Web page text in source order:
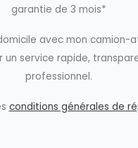
garantie de 3 mois*
avec mon camion-
un service rapide,
professionnel.
conditions générales de